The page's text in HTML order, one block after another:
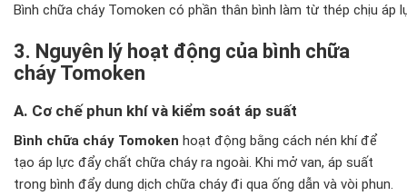
Bình chữa cháy Tomoken có phần thân bình làm từ thép chịu áp
3. Nguyên lý hoạt động của bình chữa
cháy Tomoken
A. Cơ chế phun khí và kiểm soát áp suất
Bình chữa cháy Tomoken hoạt động bằng cách nén khí để
tạo áp lực đẩy chất chữa cháy ra ngoài. Khi mở van, áp suất
trong bình đẩy dung dịch chữa cháy đi qua ống dẫn và vòi phun.